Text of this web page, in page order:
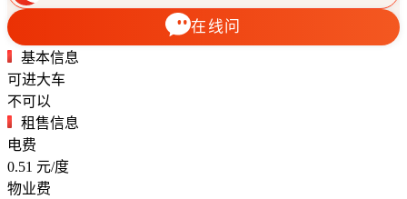
在线问
基本信息
可进大车
不可以
租售信息
电费
0.51 元/度
物业费